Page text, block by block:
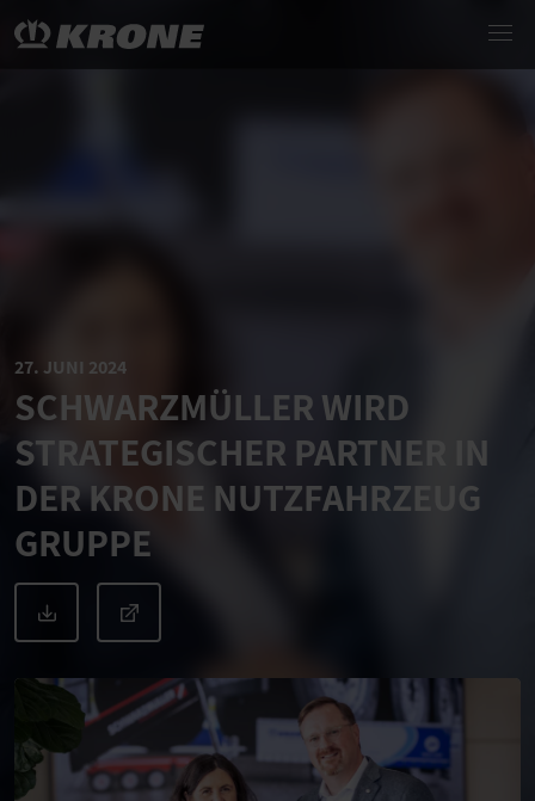
27. JUNI 2024
SCHWARZMÜLLER WIRD
STRATEGISCHER PARTNER IN
DER KRONE NUTZFAHRZEUG
GRUPPE